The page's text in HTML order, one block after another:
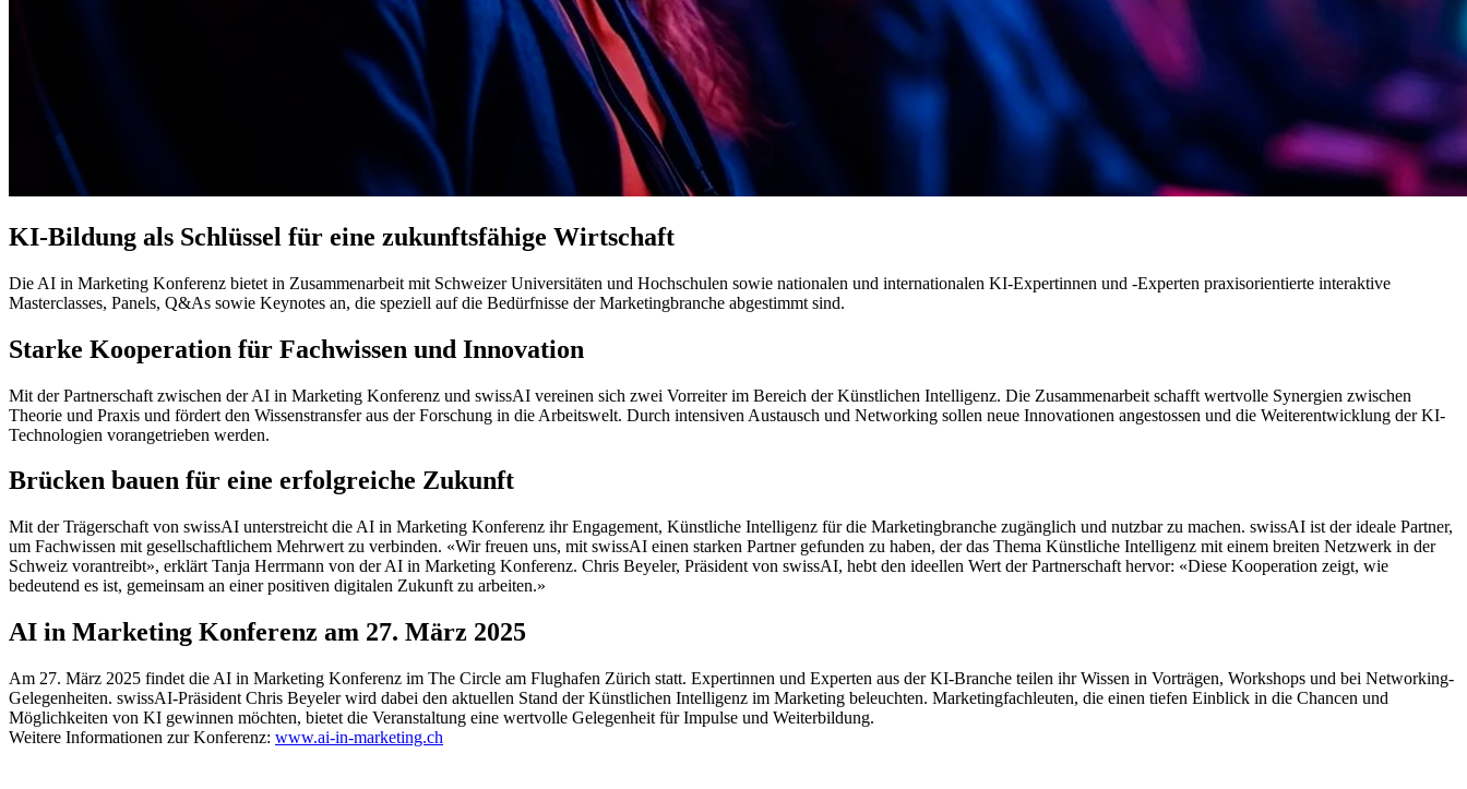
KI-Bildung als Schlüssel für eine zukunftsfähige Wirtschaft
Die AI in Marketing Konferenz bietet in Zusammenarbeit mit Schweizer Universitäten und Hochschulen sowie nationalen und internationalen KI-Expertinnen und -Experten praxis­orientierte interaktive
Masterclasses, Panels, Q&As sowie Keynotes an, die speziell auf die Bedürfnisse der Marketingbranche abgestimmt sind.
Starke Kooperation für Fachwissen und Innovation
Mit der Partnerschaft zwischen der AI in Marketing Konferenz und swissAI vereinen sich zwei Vorreiter im Bereich der Künstlichen Intelligenz. Die Zusammenarbeit schafft wert­volle Synergien zwischen
Theorie und Praxis und fördert den Wissenstransfer aus der Forschung in die Arbeitswelt. Durch intensiven Austausch und Networking sollen neue Innovationen angestossen und die Weiterentwicklung der KI-
Technologien vorangetrieben werden.
Brücken bauen für eine erfolgreiche Zukunft
Mit der Trägerschaft von swissAI unterstreicht die AI in Marketing Konferenz ihr Engagement, Künstliche Intelligenz für die Marketingbranche zugänglich und nutzbar zu machen. swissAI ist der ideale Partner,
um Fachwissen mit gesellschaftlichem Mehrwert zu verbinden. «Wir freuen uns, mit swissAI einen starken Partner gefunden zu haben, der das Thema Künstliche Intelligenz mit einem breiten Netzwerk in der
Schweiz vorantreibt», erklärt Tanja Herrmann von der AI in Marketing Konferenz. Chris Beyeler, Präsident von swissAI, hebt den ideellen Wert der Partnerschaft hervor: «Diese Kooperation zeigt, wie
bedeutend es ist, gemeinsam an einer positiven digitalen Zukunft zu arbeiten.»
AI in Marketing Konferenz am 27. März 2025
Am 27. März 2025 findet die AI in Marketing Konferenz im The Circle am Flughafen Zürich statt. Expertinnen und Experten aus der KI-Branche teilen ihr Wissen in Vorträgen, Work­shops und bei Networking-
Gelegenheiten. swissAI-Präsident Chris Beyeler wird dabei den aktuellen Stand der Künstlichen Intelligenz im Marketing beleuchten. Marketingfachleuten, die einen tiefen Einblick in die Chancen und
Möglichkeiten von KI gewinnen möchten, bietet die Veranstaltung eine wertvolle Gelegenheit für Impulse und Weiterbildung.
Weitere Informationen zur Konferenz: www.ai-in-marketing.ch